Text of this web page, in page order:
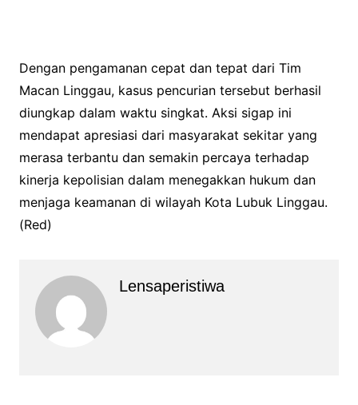
Dengan pengamanan cepat dan tepat dari Tim
Macan Linggau, kasus pencurian tersebut berhasil
diungkap dalam waktu singkat. Aksi sigap ini
mendapat apresiasi dari masyarakat sekitar yang
merasa terbantu dan semakin percaya terhadap
kinerja kepolisian dalam menegakkan hukum dan
menjaga keamanan di wilayah Kota Lubuk Linggau.
(Red)
Lensaperistiwa